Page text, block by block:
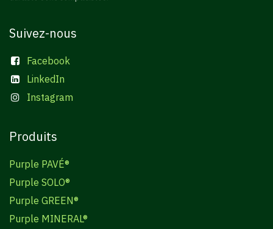
Suivez-nous
Facebook
LinkedIn
Instagram
Produits
Purple PAVÉ®
Purple SOLO®
Purple GREEN®
Purple MINERAL®